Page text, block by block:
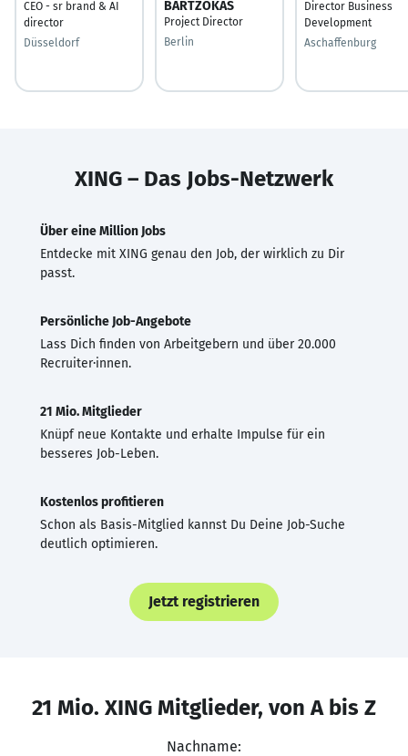
CEO - sr brand & AI
director
Düsseldorf
BARTZOKAS
Project Director
Berlin
Director Business
Development
Aschaffenburg
XING – Das Jobs-Netzwerk
Über eine Million Jobs
Entdecke mit XING genau den Job, der wirklich zu Dir
passt.
Persönliche Job-Angebote
Lass Dich finden von Arbeitgebern und über 20.000
Recruiter·innen.
21 Mio. Mitglieder
Knüpf neue Kontakte und erhalte Impulse für ein
besseres Job-Leben.
Kostenlos profitieren
Schon als Basis-Mitglied kannst Du Deine Job-Suche
deutlich optimieren.
Jetzt registrieren
21 Mio. XING Mitglieder, von A bis Z
Nachname: